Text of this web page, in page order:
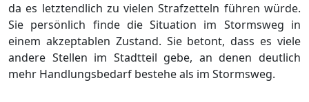
da es letztendlich zu vielen Strafzetteln führen würde.
Sie persönlich finde die Situation im Stormsweg in
einem akzeptablen Zustand. Sie betont, dass es viele
andere Stellen im Stadtteil gebe, an denen deutlich
mehr Handlungsbedarf bestehe als im Stormsweg.